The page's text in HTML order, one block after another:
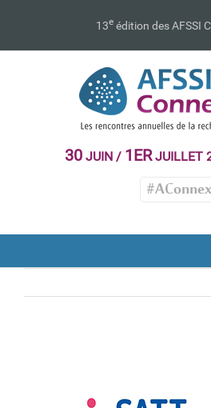
13e édition des AFSSI
30JUIN / 1ERJUILLET